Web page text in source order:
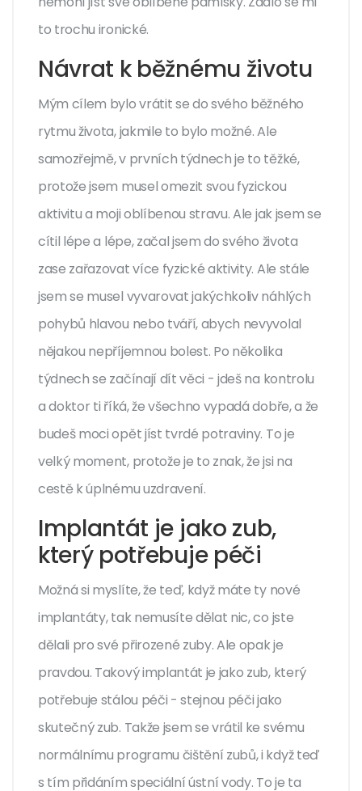
to trochu ironické.
Návrat k běžnému životu
Mým cílem bylo vrátit se do svého běžného
rytmu života, jakmile to bylo možné. Ale
samozřejmě, v prvních týdnech je to těžké,
protože jsem musel omezit svou fyzickou
aktivitu a moji oblíbenou stravu. Ale jak jsem se
cítil lépe a lépe, začal jsem do svého života
zase zařazovat více fyzické aktivity. Ale stále
jsem se musel vyvarovat jakýchkoliv náhlých
pohybů hlavou nebo tváří, abych nevyvolal
nějakou nepříjemnou bolest. Po několika
týdnech se začínají dít věci - jdeš na kontrolu
a doktor ti říká, že všechno vypadá dobře, a že
budeš moci opět jíst tvrdé potraviny. To je
velký moment, protože je to znak, že jsi na
cestě k úplnému uzdravení.
Implantát je jako zub,
který potřebuje péči
Možná si myslíte, že teď, když máte ty nové
implantáty, tak nemusíte dělat nic, co jste
dělali pro své přirozené zuby. Ale opak je
pravdou. Takový implantát je jako zub, který
potřebuje stálou péči - stejnou péči jako
skutečný zub. Takže jsem se vrátil ke svému
normálnímu programu čištění zubů, i když teď
s tím přidáním speciální ústní vody. To je ta